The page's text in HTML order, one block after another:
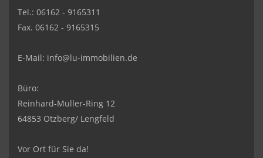
Tel.: 06162 - 9165311
Fax. 06162 - 9165315
E-Mail: info@lu-immobilien.de
Büro:
Reinhard-Müller-Ring 12
64853 Otzberg/ Lengfeld
Vor Ort für Sie da!